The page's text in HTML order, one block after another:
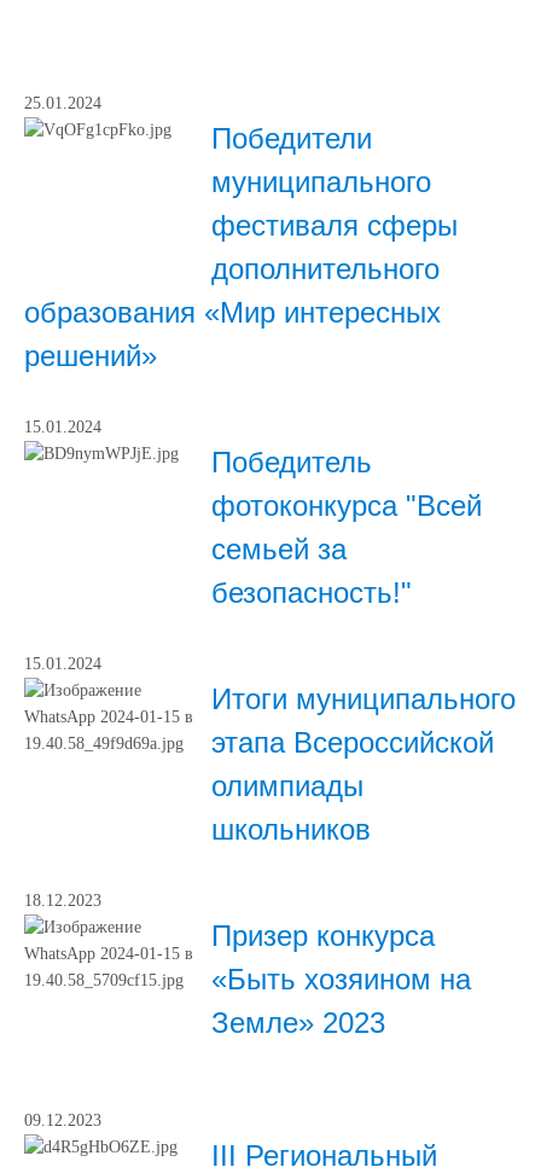
25.01.2024
Победители
муниципального
фестиваля сферы
дополнительного
образования «Мир интересных
решений»
15.01.2024
Победитель
фотоконкурса "Всей
семьей за
безопасность!"
15.01.2024
Итоги муниципального
этапа Всероссийской
олимпиады
школьников
18.12.2023
Призер конкурса
«Быть хозяином на
Земле» 2023
09.12.2023
III Региональный